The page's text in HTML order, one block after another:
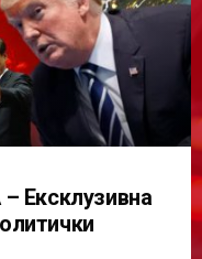
Ексклузивна